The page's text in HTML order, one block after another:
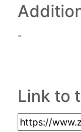
-
Link to